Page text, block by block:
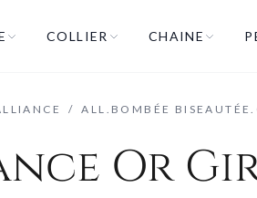
COLLIER CHAINE
/ ALL.BOMBÉE
Or